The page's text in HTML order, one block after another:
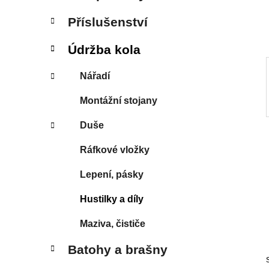
p
n
l
Příslušenství
Údržba kola
Nářadí
Montážní stojany
Duše
Ráfkové vložky
Lepení, pásky
Hustilky a díly
Maziva, čističe
Batohy a brašny